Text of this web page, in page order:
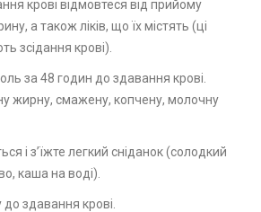
крові відмовтеся від прийому
а також ліків, що їх містять (ці
зсідання крові).
за 48 годин до здавання крові.
жирну, смажену, копчену, молочну
і з’їжте легкий сніданок (солодкий
каша на воді).
до здавання крові.